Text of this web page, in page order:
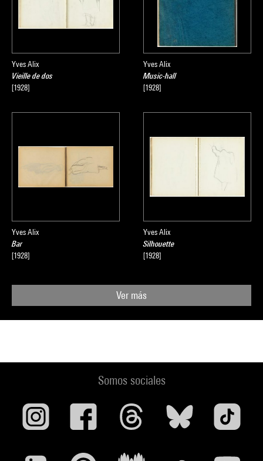
Yves Alix
Vieille de dos
[1928]
Yves Alix
Music-hall
[1928]
Yves Alix
Bar
[1928]
Yves Alix
Silhouette
[1928]
Ver más
Somos sociales